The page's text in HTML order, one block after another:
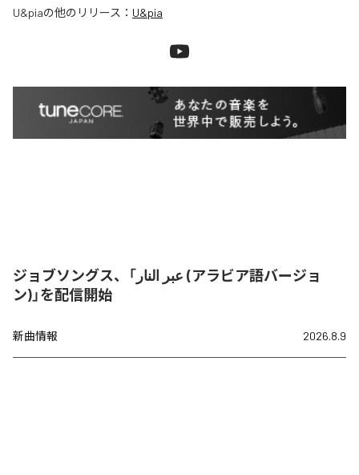
U&piaの他のリリース： U&pia
ジョブソングス、「عبر النار (アラビア語バージョ
ン)」を配信開始
新曲情報 2026.8.9